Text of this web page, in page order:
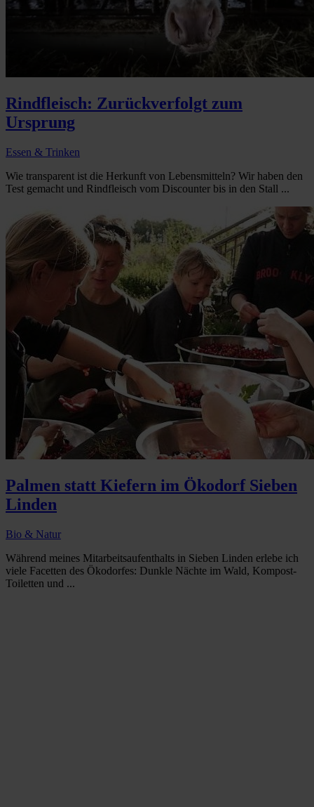
Rindfleisch: Zurückverfolgt zum
Ursprung
Essen & Trinken
Wie transparent ist die Herkunft von Lebensmitteln? Wir haben den
Test gemacht und Rindfleisch vom Discounter bis in den Stall ...
Palmen statt Kiefern im Ökodorf Sieben
Linden
Bio & Natur
Während meines Mitarbeitsaufenthalts in Sieben Linden erlebe ich
viele Facetten des Ökodorfes: Dunkle Nächte im Wald, Kompost-
Toiletten und ...